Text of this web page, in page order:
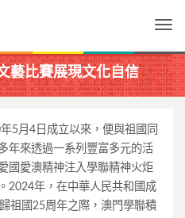
藝比賽展現文化自信
5月4日成立以來，便與祖國同
年來透過一系列豐富多元的活
國愛澳精神注入學聯精神火炬
2024年，在中華人民共和國成
祖國25周年之際，澳門學聯積